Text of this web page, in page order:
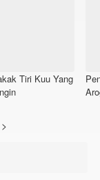
Tiri Kuu Yang